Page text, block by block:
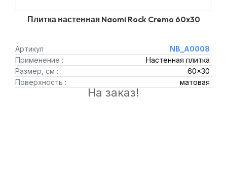
Плитка настенная Naomi Rock Cremo 60x30
Артикул
NB_A0008
Применение :
Настенная плитка
Размер, см :
60x30
Поверхность :
матовая
На заказ!